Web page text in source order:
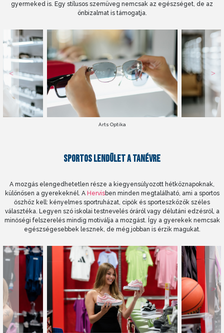
gyermeked is. Egy stílusos szemüveg nemcsak az egészséget, de az
önbizalmat is támogatja.
Arts Optika
SPORTOS LENDÜLET A TANÉVRE
A mozgás elengedhetetlen része a kiegyensúlyozott hétköznapoknak,
különösen a gyerekeknél. A Hervisben minden megtalálható, ami a sportos
őszhöz kell: kényelmes sportruházat, cipők és sporteszközök széles
választéka. Legyen szó iskolai testnevelés óráról vagy délutáni edzésről, a
minőségi felszerelés mindig motiválja a mozgást. Így a gyerekek nemcsak
egészségesebbek lesznek, de még jobban is érzik magukat.